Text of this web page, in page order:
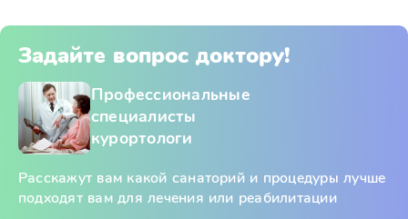
Задайте вопрос доктору!
Профессиональные
специалисты
курортологи
Расскажут вам какой санаторий и процедуры лучше
подходят вам для лечения или реабилитации